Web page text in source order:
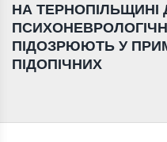
НА ТЕРНОПІЛЬЩИНІ
ПІДОЗРЮЮТЬ У
ПІДОПІЧНИХ